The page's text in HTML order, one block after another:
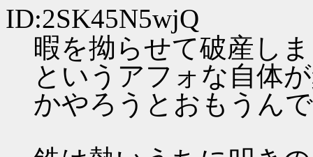
ID:2SK45N5wjQ
暇を拗らせて破産し
というアフォな自体
かやろうとおもうん